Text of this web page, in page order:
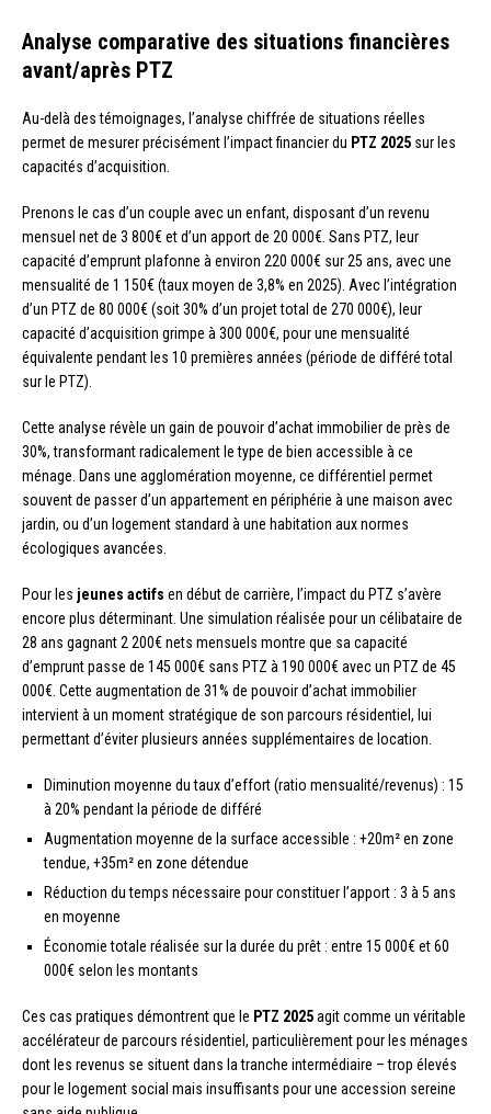
Analyse comparative des situations financières
avant/après PTZ
Au-delà des témoignages, l’analyse chiffrée de situations réelles
permet de mesurer précisément l’impact financier du PTZ 2025 sur les
capacités d’acquisition.
Prenons le cas d’un couple avec un enfant, disposant d’un revenu
mensuel net de 3 800€ et d’un apport de 20 000€. Sans PTZ, leur
capacité d’emprunt plafonne à environ 220 000€ sur 25 ans, avec une
mensualité de 1 150€ (taux moyen de 3,8% en 2025). Avec l’intégration
d’un PTZ de 80 000€ (soit 30% d’un projet total de 270 000€), leur
capacité d’acquisition grimpe à 300 000€, pour une mensualité
équivalente pendant les 10 premières années (période de différé total
sur le PTZ).
Cette analyse révèle un gain de pouvoir d’achat immobilier de près de
30%, transformant radicalement le type de bien accessible à ce
ménage. Dans une agglomération moyenne, ce différentiel permet
souvent de passer d’un appartement en périphérie à une maison avec
jardin, ou d’un logement standard à une habitation aux normes
écologiques avancées.
Pour les jeunes actifs en début de carrière, l’impact du PTZ s’avère
encore plus déterminant. Une simulation réalisée pour un célibataire de
28 ans gagnant 2 200€ nets mensuels montre que sa capacité
d’emprunt passe de 145 000€ sans PTZ à 190 000€ avec un PTZ de 45
000€. Cette augmentation de 31% de pouvoir d’achat immobilier
intervient à un moment stratégique de son parcours résidentiel, lui
permettant d’éviter plusieurs années supplémentaires de location.
Diminution moyenne du taux d’effort (ratio mensualité/revenus) : 15
à 20% pendant la période de différé
Augmentation moyenne de la surface accessible : +20m² en zone
tendue, +35m² en zone détendue
Réduction du temps nécessaire pour constituer l’apport : 3 à 5 ans
en moyenne
Économie totale réalisée sur la durée du prêt : entre 15 000€ et 60
000€ selon les montants
Ces cas pratiques démontrent que le PTZ 2025agit comme un véritable
accélérateur de parcours résidentiel, particulièrement pour les ménages
dont les revenus se situent dans la tranche intermédiaire – trop élevés
pour le logement social mais insuffisants pour une accession sereine